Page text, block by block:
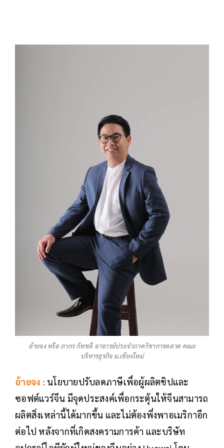
อ้ายจง หรือ ภากร กัทชลี อาจารย์ประจำภาควิชาการตลาด คณะ
บริหารธุรกิจ ม.เชียงใหม่
อ้ายจง : นโยบายปรับลดภาษี​เพื่อผู้ผลิตชิปและ
ซอฟต์แวร์​จีน มีจุดประสงค์​เพื่อกระตุ้นให้จีนสามารถ
ผลิตสิ่งเหล่านี้ได้มากขึ้น และไม่ต้องพึ่งพาอเมริกาอีก
ต่อไป หลังจากที่เกิดสงครามการค้า และบริษัท